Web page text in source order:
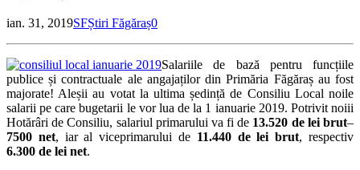
ian. 31, 2019SFȘtiri Făgăraș0
Salariile de bază pentru funcțiile
publice și contractuale ale angajaților din Primăria Făgăraș au fost
majorate! Aleșii au votat la ultima ședință de Consiliu Local noile
salarii pe care bugetarii le vor lua de la 1 ianuarie 2019. Potrivit noiii
Hotărâri de Consiliu, salariul primarului va fi de 13.520 de lei brut–
7500 net, iar al viceprimarului de 11.440 de lei brut, respectiv
6.300 de lei net.